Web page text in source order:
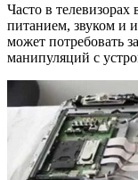
Часто в
питанием, звуком и
может потребовать
манипуляций с